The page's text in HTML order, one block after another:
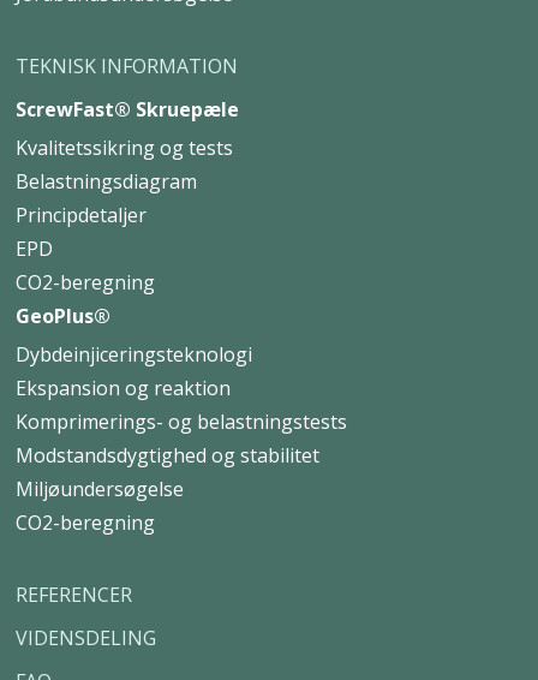
TEKNISK INFORMATION
ScrewFast® Skruepæle
Kvalitetssikring og tests
Belastningsdiagram
Principdetaljer
EPD
CO2-beregning
GeoPlus®
Dybdeinjiceringsteknologi
Ekspansion og reaktion
Komprimerings- og belastningstests
Modstandsdygtighed og stabilitet
Miljøundersøgelse
CO2-beregning
REFERENCER
VIDENSDELING